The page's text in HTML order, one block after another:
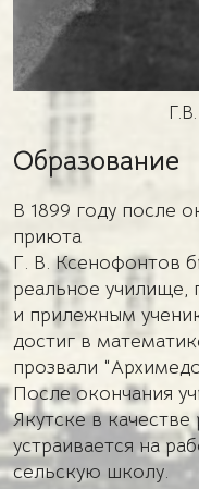
Образование
В 1899 году после
приюта
Г. В. Ксенофонтов
реальное училище,
и прилежным
достиг в
прозвали
После окончания
Якутске в
устраивается на
сельскую школу.